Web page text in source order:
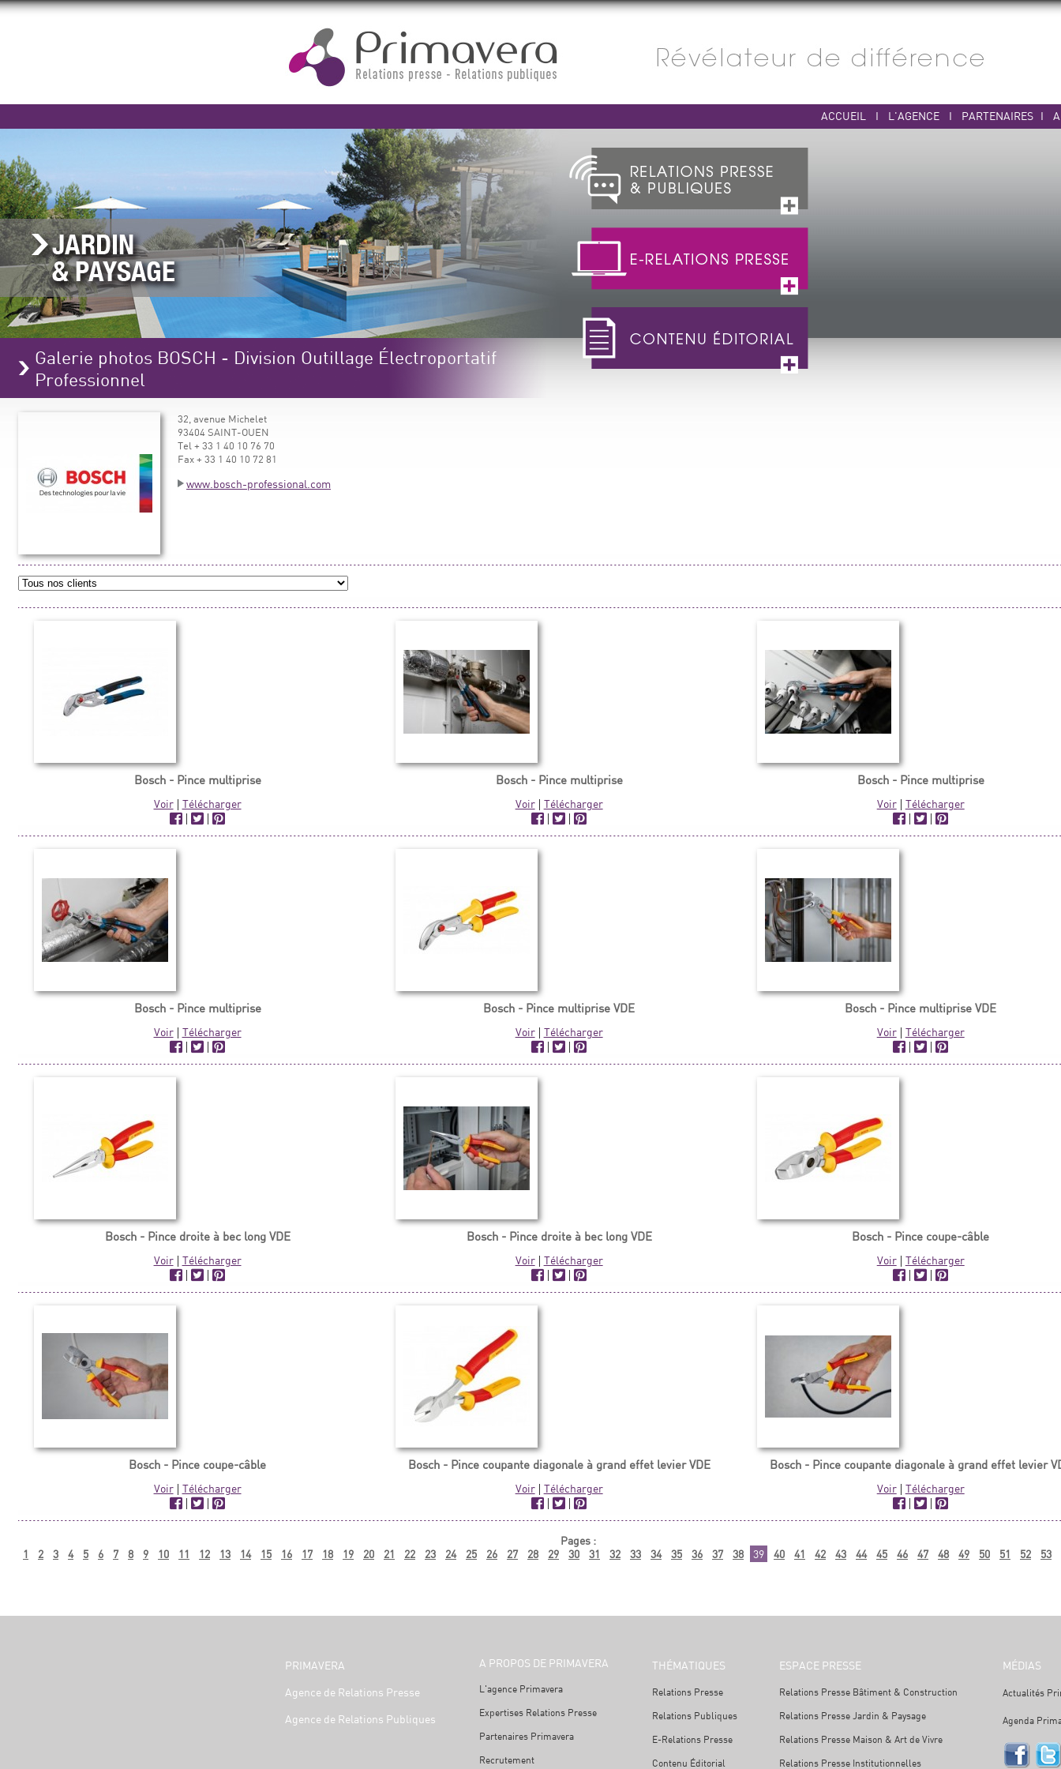
ACCUEIL I L'AGENCE I PARTENAIRES I
Galerie photos BOSCH - Division Outillage Électroportatif
Professionnel
32, avenue Michelet
93404 SAINT-OUEN
Tel + 33 1 40 10 76 70
Fax + 33 1 40 10 72 81
www.bosch-professional.com
Bosch - Pince multiprise
Voir| Télécharger
|
|
Bosch - Pince multiprise
Voir| Télécharger
|
|
Bosch - Pince multiprise
Voir| Télécharger
|
|
Bosch - Pince multiprise
Voir| Télécharger
|
|
Bosch - Pince multiprise VDE
Voir| Télécharger
|
|
Bosch - Pince multiprise VDE
Voir| Télécharger
|
|
Bosch - Pince droite à bec long VDE
Voir| Télécharger
|
|
Bosch - Pince droite à bec long VDE
Voir| Télécharger
|
|
Bosch - Pince coupe-câble
Voir| Télécharger
|
|
Bosch - Pince coupe-câble
Voir| Télécharger
|
|
Bosch - Pince coupante diagonale à grand effet levier VDE
Voir| Télécharger
|
|
Bosch - Pince coupante diagonale à grand effet levier
Voir| Télécharger
|
|
Pages :
1
2 3 4 5 6 7 8 9 10 11 12 13 14 15 16 17 18 19 20 21 22 23 24 25 26 27 28 29 30 31 32 33 34 35 36 37 38 39 40 41 42 43 44 45 46 47 48 49 50 51 52 53
PRIMAVERA
Agence de Relations Presse
Agence de Relations Publiques
A PROPOS DE PRIMAVERA
L'agence Primavera
Expertises Relations Presse
Partenaires Primavera
Recrutement
THÉMATIQUES
Relations Presse
Relations Publiques
E-Relations Presse
Contenu Éditorial
ESPACE PRESSE
Relations Presse Bâtiment & Construction
Relations Presse Jardin & Paysage
Relations Presse Maison & Art de Vivre
Relations Presse Institutionnelles
MÉDIAS
Actualités
Agenda